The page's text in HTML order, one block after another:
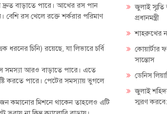
দ্রুত বাড়াতে পারে। আখের রস পান
রস খেলে রক্তে শর্করার পরিমাণ
চিনি) রয়েছে, যা লিভারে চর্বি
সমস্যা আরও বাড়াতে পারে। এতে
করতে পারে। পেটের সমস্যায় ভুগলে
কমানোর মিশনে থাকেন তাহলেও এটি
জুলাই
প্রধানমন্ত্রী
শাহরুখের
কোয়ার্টার
সান্তোস
ডেনিস
জুলাই
স্মরণ করবে: